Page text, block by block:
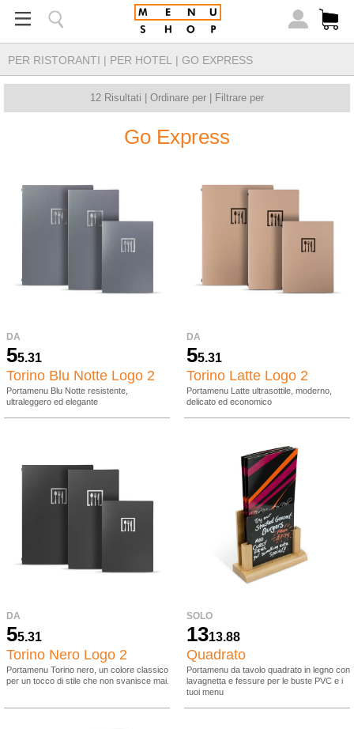
PER RISTORANTI | PER HOTEL | GO EXPRESS
12 Risultati | Ordinare per Filtrare per
Go Express
DA
55.31
Torino Blu Notte Logo 2
Portamenu Blu Notte resistente,
ultraleggero ed elegante
DA
55.31
Torino Latte Logo 2
Portamenu Latte ultrasottile, moderno,
delicato ed economico
DA
55.31
Torino Nero Logo 2
Portamenu Torino nero, un colore classico
per un tocco di stile che non svanisce mai.
SOLO
1313.88
Quadrato
Portamenu da tavolo quadrato in legno con
lavagnetta e fessure per le buste PVC e i
tuoi menu